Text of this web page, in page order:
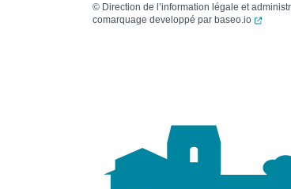
© Direction de l’information légale et
comarquage developpé par baseo.io